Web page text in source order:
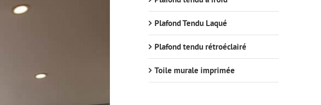
Plafond Tendu Laqué
Plafond tendu rétroéclairé
Toile murale imprimée